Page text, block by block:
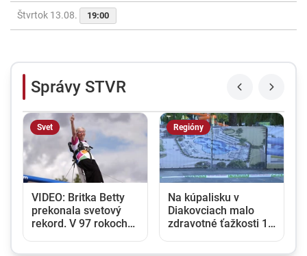
Štvrtok 13.08. 19:00
Správy STVR
Svet
VIDEO: Britka Betty
prekonala svetový
rekord. V 97 rokoch
Regióny
Na kúpalisku v
Diakovciach malo
zdravotné ťažkosti 16